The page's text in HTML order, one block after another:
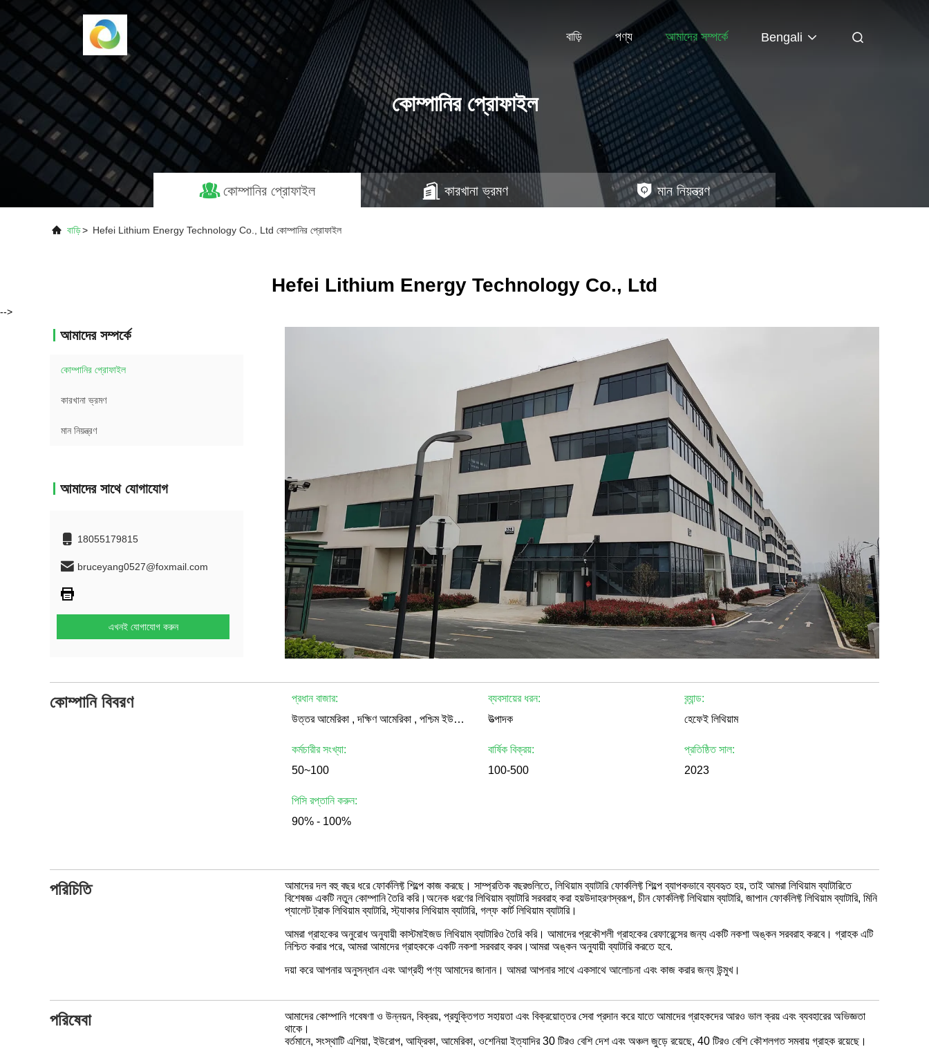
বাড়ি পণ্য আমাদের সম্পর্কে Bengali
কোম্পানির প্রোফাইল
কোম্পানির প্রোফাইল কারখানা ভ্রমণ মান নিয়ন্ত্রণ
বাড়ি> Hefei Lithium Energy Technology Co., Ltd কোম্পানির প্রোফাইল
Hefei Lithium Energy Technology Co., Ltd
-->
আমাদের সম্পর্কে
কোম্পানির প্রোফাইল
কারখানা ভ্রমণ
মান নিয়ন্ত্রণ
আমাদের সাথে যোগাযোগ
18055179815
bruceyang0527@foxmail.com
এখনই যোগাযোগ করুন
কোম্পানি বিবরণ
প্রধান বাজার:
উত্তর আমেরিকা , দক্ষিণ আমেরিকা , পশ্চিম ইউরোপ , পূর্ব ইউরোপ , দক্ষিণ - পূর্ব এশিয়া , মধ্যপ্রাচ্য , ত্তশেনিআ
ব্যবসায়ের ধরন:
উত্পাদক
ব্র্যান্ড:
হেফেই লিথিয়াম
কর্মচারীর সংখ্যা:
50~100
বার্ষিক বিক্রয়:
100-500
প্রতিষ্ঠিত সাল:
2023
পিসি রপ্তানি করুন:
90% - 100%
পরিচিতি
আমাদের দল বহু বছর ধরে ফোর্কলিফ্ট শিল্পে কাজ করছে। সাম্প্রতিক বছরগুলিতে, লিথিয়াম ব্যাটারি ফোর্কলিফ্ট শিল্পে ব্যাপকভাবে ব্যবহৃত হয়, তাই আমরা লিথিয়াম ব্যাটারিতে
বিশেষজ্ঞ একটি নতুন কোম্পানি তৈরি করি।অনেক ধরণের লিথিয়াম ব্যাটারি সরবরাহ করা হয়উদাহরণস্বরূপ, চীন ফোর্কলিফ্ট লিথিয়াম ব্যাটারি, জাপান ফোর্কলিফ্ট লিথিয়াম ব্যাটারি, মিনি
প্যালেট ট্রাক লিথিয়াম ব্যাটারি, স্ট্যাকার লিথিয়াম ব্যাটারি, গল্ফ কার্ট লিথিয়াম ব্যাটারি।
আমরা গ্রাহকের অনুরোধ অনুযায়ী কাস্টমাইজড লিথিয়াম ব্যাটারিও তৈরি করি। আমাদের প্রকৌশলী গ্রাহকের রেফারেন্সের জন্য একটি নকশা অঙ্কন সরবরাহ করবে। গ্রাহক এটি
নিশ্চিত করার পরে, আমরা আমাদের গ্রাহককে একটি নকশা সরবরাহ করব।আমরা অঙ্কন অনুযায়ী ব্যাটারি করতে হবে.
দয়া করে আপনার অনুসন্ধান এবং আগ্রহী পণ্য আমাদের জানান। আমরা আপনার সাথে একসাথে আলোচনা এবং কাজ করার জন্য উন্মুখ।
পরিষেবা
আমাদের কোম্পানি গবেষণা ও উন্নয়ন, বিক্রয়, প্রযুক্তিগত সহায়তা এবং বিক্রয়োত্তর সেবা প্রদান করে যাতে আমাদের গ্রাহকদের আরও ভাল ক্রয় এবং ব্যবহারের অভিজ্ঞতা
থাকে।
বর্তমানে, সংস্থাটি এশিয়া, ইউরোপ, আফ্রিকা, আমেরিকা, ওশেনিয়া ইত্যাদির 30 টিরও বেশি দেশ এবং অঞ্চল জুড়ে রয়েছে, 40 টিরও বেশি কৌশলগত সমবায় গ্রাহক রয়েছে।